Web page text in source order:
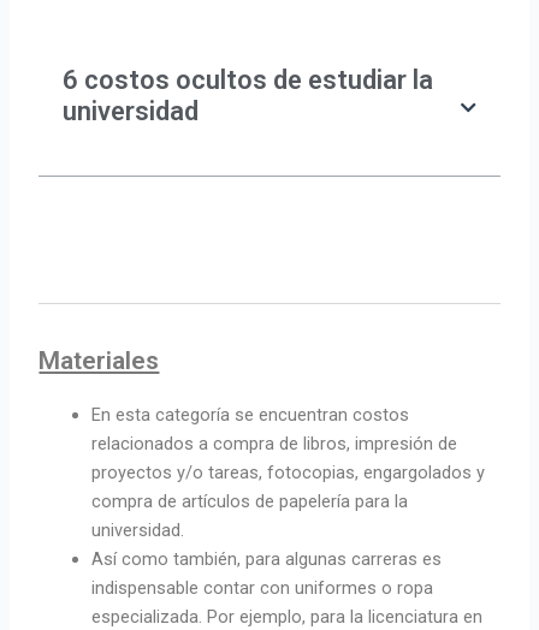
6 costos ocultos de estudiar la
universidad
Materiales
En esta categoría se encuentran costos
relacionados a compra de libros, impresión de
proyectos y/o tareas, fotocopias, engargolados y
compra de artículos de papelería para la
universidad.
Así como también, para algunas carreras es
indispensable contar con uniformes o ropa
especializada. Por ejemplo, para la licenciatura en